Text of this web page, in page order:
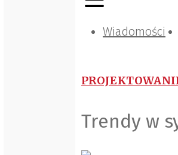
Wiadomości
Trendy w